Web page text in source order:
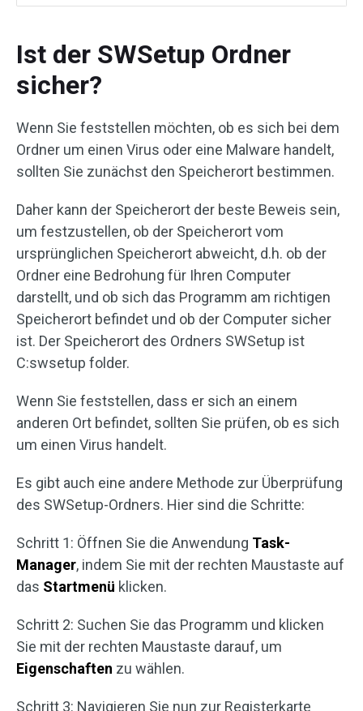
Ist der SWSetup Ordner
sicher?
Wenn Sie feststellen möchten, ob es sich bei dem
Ordner um einen Virus oder eine Malware handelt,
sollten Sie zunächst den Speicherort bestimmen.
Daher kann der Speicherort der beste Beweis sein,
um festzustellen, ob der Speicherort vom
ursprünglichen Speicherort abweicht, d.h. ob der
Ordner eine Bedrohung für Ihren Computer
darstellt, und ob sich das Programm am richtigen
Speicherort befindet und ob der Computer sicher
ist. Der Speicherort des Ordners SWSetup ist
C:swsetup folder.
Wenn Sie feststellen, dass er sich an einem
anderen Ort befindet, sollten Sie prüfen, ob es sich
um einen Virus handelt.
Es gibt auch eine andere Methode zur Überprüfung
des SWSetup-Ordners. Hier sind die Schritte:
Schritt 1: Öffnen Sie die Anwendung Task-
Manager, indem Sie mit der rechten Maustaste auf
das Startmenü klicken.
Schritt 2: Suchen Sie das Programm und klicken
Sie mit der rechten Maustaste darauf, um
Eigenschaften zu wählen.
Schritt 3: Navigieren Sie nun zur Registerkarte